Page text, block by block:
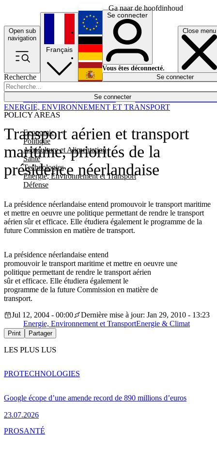
Ga naar de hoofdinhoud
Open sub
navigation
Close menu
Recherche
Se connecter
POLICY AREAS
Economie
Politique
Agriculture et Alimentation
Santé
Technologies
Energie, Environnement et Transport
Défense
Économie
Français
English
Deutsch
Español
Se connecter
Vous êtes déconnecté.
Se connecter
Transport aérien et transport
maritime, priorités de la
présidence néerlandaise
La présidence néerlandaise entend promouvoir le transport maritime
et mettre en oeuvre une politique permettant de rendre le transport
aérien sûr et efficace. Elle étudiera également le programme de la
future Commission en matière de transport.
ENERGIE, ENVIRONNEMENT ET TRANSPORT
La présidence néerlandaise entend
promouvoir le transport maritime et mettre en oeuvre une
politique permettant de rendre le transport aérien
sûr et efficace. Elle étudiera également le
programme de la future Commission en matière de
transport.
Jul 12, 2004 - 00:00
Dernière mise à jour: Jan 29, 2010 - 13:23
Energie, Environnement et TransportEnergie & Climat
Print Partager
LES PLUS LUS
Google écope d’une amende record de 890 millions d’euros
23.07.2026
PROTECHNOLOGIES
PROSANTÉ